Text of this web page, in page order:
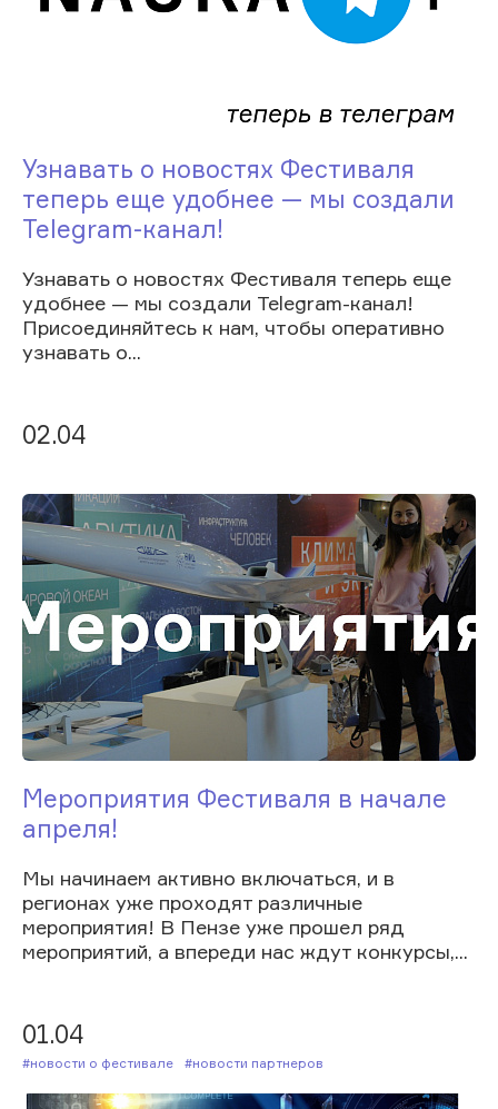
Узнавать о новостях Фестиваля
теперь еще удобнее — мы создали
Telegram-канал!
Узнавать о новостях Фестиваля теперь еще
удобнее — мы создали Telegram-канал!
Присоединяйтесь к нам, чтобы оперативно
узнавать о...
02.04
Мероприятия Фестиваля в начале
апреля!
Мы начинаем активно включаться, и в
регионах уже проходят различные
мероприятия! В Пензе уже прошел ряд
мероприятий, а впереди нас ждут конкурсы,...
01.04
#Новости о фестивале #Новости партнеров